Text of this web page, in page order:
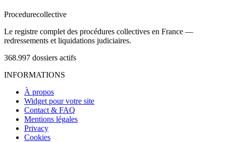
Procedurecollective
Le registre complet des procédures collectives en France —
redressements et liquidations judiciaires.
368.997 dossiers actifs
INFORMATIONS
À propos
Widget pour votre site
Contact & FAQ
Mentions légales
Privacy
Cookies